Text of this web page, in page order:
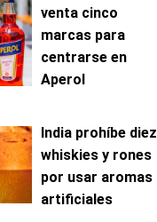
venta cinco
marcas para
centrarse en
Aperol
India prohíbe diez
whiskies y rones
por usar aromas
artificiales